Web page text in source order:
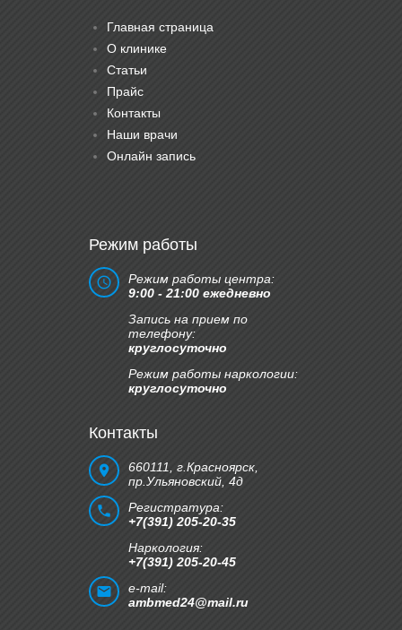
Главная страница
О клинике
Статьи
Прайс
Контакты
Наши врачи
Онлайн запись
Режим работы
Режим работы центра:
9:00 - 21:00 ежедневно
Запись на прием по
телефону:
круглосуточно
Режим работы наркологии:
круглосуточно
Контакты
660111, г.Красноярск,
пр.Ульяновский, 4д
Регистратура:
+7(391) 205-20-35
Наркология:
+7(391) 205-20-45
e-mail:
ambmed24@mail.ru